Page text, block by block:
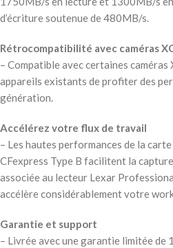
d’écriture soutenue de 480MB/s.
Rétrocompatibilité avec caméras
– Compatible avec certaines
appareils existants de profiter des
génération.
Accélérez votre flux de travail
– Les hautes performances de la
CFexpress Type B facilitent la
associée au lecteur Lexar
accélère considérablement votre
Garantie et support
– Livrée avec une garantie limitée de